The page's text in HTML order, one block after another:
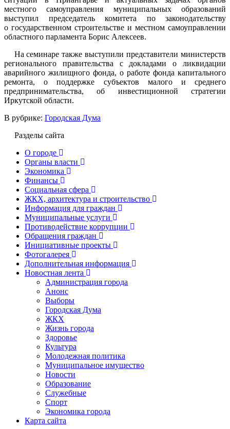
местного самоуправления муниципальных образований
выступил председатель комитета по законодательству
о государственном строительстве и местном самоуправлении
областного парламента Борис Алексеев.
На семинаре также выступили представители министерств
регионального правительства с докладами о ликвидации
аварийного жилищного фонда, о работе фонда капитального
ремонта, о поддержке субъектов малого и среднего
предпринимательства, об инвестиционной стратегии
Иркутской области.
В рубрике: Городская Дума
Разделы сайта
О городе
Органы власти
Экономика
Финансы
Социальная сфера
ЖКХ, архитектура и строительство
Информация для граждан
Муниципальные услуги
Противодействие коррупции
Обращения граждан
Инициативные проекты
Фотогалерея
Дополнительная информация
Новостная лента
Администрация города
Анонс
Выборы
Городская Дума
ЖКХ
Жизнь города
Здоровье
Культура
Молодежная политика
Муниципальное имущество
Новости
Образование
Служебные
Спорт
Экономика города
Карта сайта